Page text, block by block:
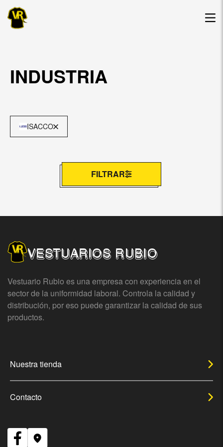
INDUSTRIA
ISACCO
FILTRAR
VESTUARIOS RUBIO
Vestuario Rubio es una empresa con experiencia en el
sector de la uniformidad laboral. Controla la calidad y
distribución, por eso puede garantizar la calidad de sus
productos.
Nuestra tienda
Contacto